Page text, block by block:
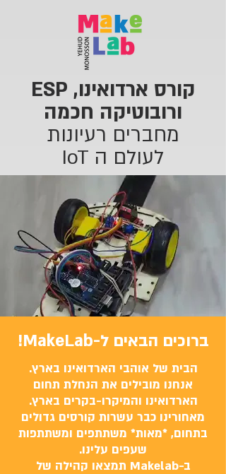
קורס ארדואינו, ESP
ורובוטיקה חכמה
מחברים רעיונות
לעולם ה IoT
ברוכים הבאים ל-MakeLab!
הבית של אוהבי הארדואינו בארץ.
אנחנו מובילים את הנחלת תחום
הארדואינו והמיקרו-בקרים בארץ.
מאחורינו כבר עשרות קורסים גדולים
בתחום, *מאות* משתתפים ומשתתפות
שעפים עלינו.
ב-Makelab תמצאו קהילה של